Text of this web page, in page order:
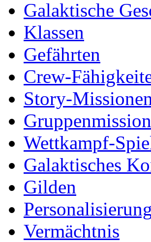
Galaktische
Klassen
Gefährten
Crew-
Story-
Wettkampf-
Galaktisches
Gilden
Personalisierung
Vermächtnis